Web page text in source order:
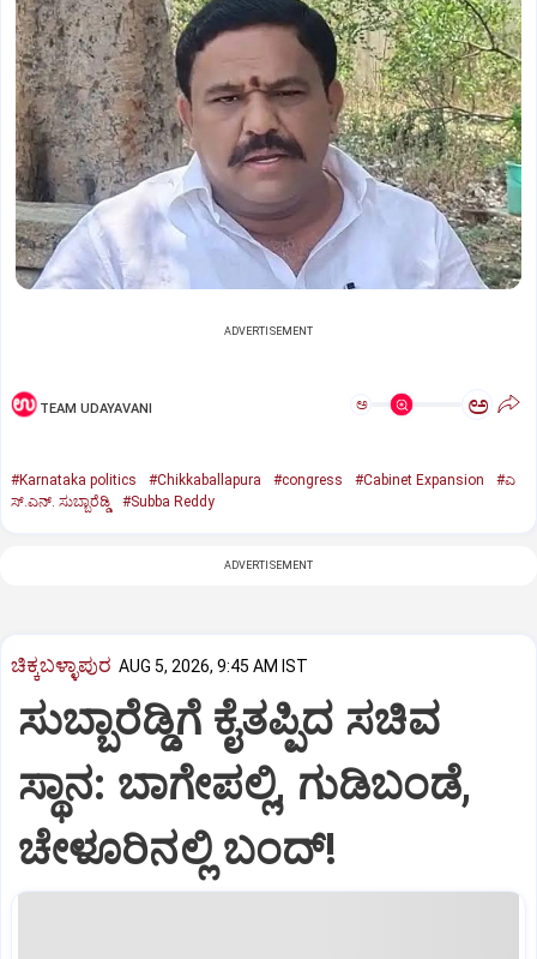
ADVERTISEMENT
TEAM UDAYAVANI ಅ ಅ
#Karnataka politics #Chikkaballapura #congress #Cabinet Expansion
#ಎ
ಸ್.ಎನ್. ಸುಬ್ಬಾರೆಡ್ಡಿ
#Subba Reddy
ADVERTISEMENT
ಚಿಕ್ಕಬಳ್ಳಾಪುರ AUG 5, 2026, 9:45 AM IST
ಸುಬ್ಬಾರೆಡ್ಡಿಗೆ ಕೈತಪ್ಪಿದ ಸಚಿವ
ಸ್ಥಾನ: ಬಾಗೇಪಲ್ಲಿ, ಗುಡಿಬಂಡೆ,
ಚೇಳೂರಿನಲ್ಲಿ ಬಂದ್!